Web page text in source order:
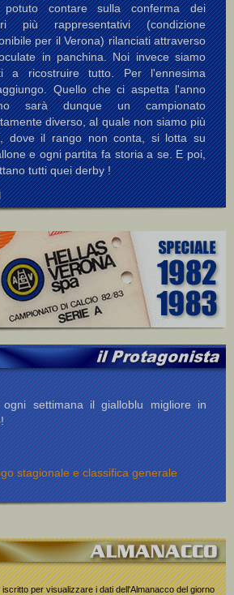
potuto contare sulla conferma dei
più rappresentativi (condizione
per il Verona) rilanciati attraverso
in panchina. Noi invece siamo
a ricostruire tutto. Per l'ennesima
Quello che ci aspetta l'anno
sarà dunque un campionato
diverso, al quale non siamo più
dove il rango non conta, si lotta su
e ogni partita fa storia a se. E poi,
tutti quei derby !
ogni settimana il gialloblu migliore in
stagionale e classifica generale
per visualizzare i dati dell'Almanacco del giorno